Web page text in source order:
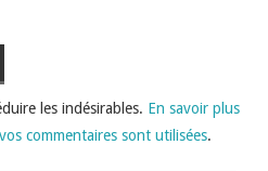
les indésirables. En savoir plus
commentaires sont utilisées.